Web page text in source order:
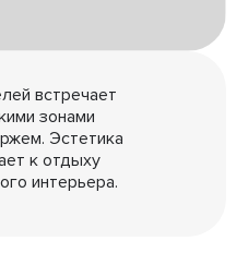
встречает
зонами
Эстетика
к отдыху
интерьера.